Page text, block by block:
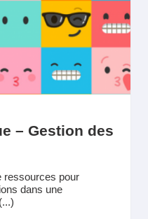
– Gestion des
ressources pour
dans une